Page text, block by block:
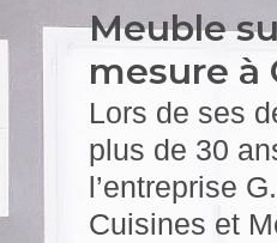
Meuble
mesure à
Lors de ses
plus de 30
l’entreprise
Cuisines et